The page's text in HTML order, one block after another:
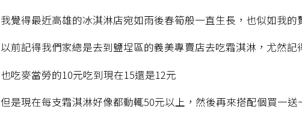
我覺得最近高雄的冰淇淋店宛如雨後春筍般一直生長，也似如我的
以前記得我們家總是去到鹽埕區的義美專賣店去吃霜淇淋，尤然記
也吃麥當勞的10元吃到現在15還是12元
但是現在每支霜淇淋好像都動輒50元以上，然後再來搭配個買一